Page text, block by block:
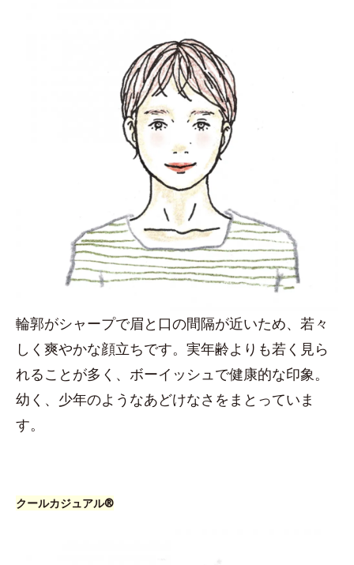
輪郭がシャープで眉と口の間隔が近いため、若々
しく爽やかな顔立ちです。実年齢よりも若く見ら
れることが多く、ボーイッシュで健康的な印象。
幼く、少年のようなあどけなさをまとっていま
す。
クールカジュアル®